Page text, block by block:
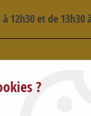
12h30 et de 13h30
?